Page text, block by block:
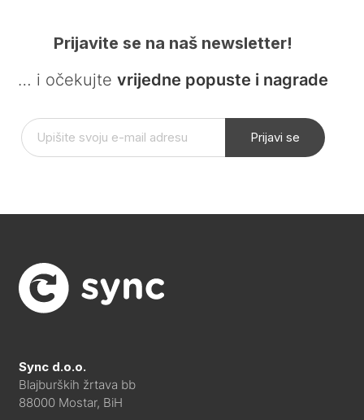
Prijavite se na naš newsletter!
… i očekujte vrijedne popuste i nagrade
Prijavi se
Sync d.o.o.
Blajburških žrtava bb
88000 Mostar, BiH